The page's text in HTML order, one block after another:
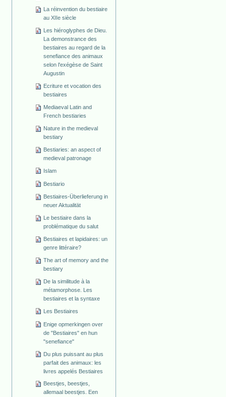
La réinvention du bestiaire
au XIIe siècle
Les hiéroglyphes de Dieu.
La demonstrance des
bestiaires au regard de la
senefiance des animaux
selon l'exégèse de Saint
Augustin
Ecriture et vocation des
bestiaires
Mediaeval Latin and
French bestiaries
Nature in the medieval
bestiary
Bestiaries: an aspect of
medieval patronage
Islam
Bestiario
Bestiaires-Überlieferung in
neuer Aktualität
Le bestiaire dans la
problématique du salut
Bestiaires et lapidaires: un
genre littéraire?
The art of memory and the
bestiary
De la similitude à la
métamorphose. Les
bestiaires et la syntaxe
Les Bestiaires
Enige opmerkingen over
de "Bestiaires" en hun
"senefiance"
Du plus puissant au plus
parfait des animaux: les
livres appelés Bestiaires
Beestjes, beestjes,
allemaal beestjes. Een